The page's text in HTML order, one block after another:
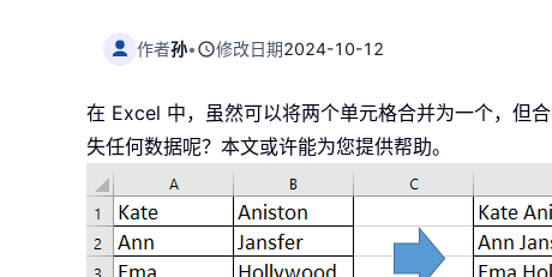
作者孙• 修改日期2024-10-12
在 Excel 中，虽然可以将两个单元格合并为一个，但
失任何数据呢？本文或许能为您提供帮助。